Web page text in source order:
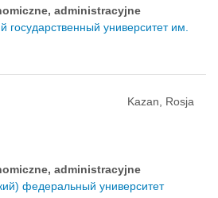
administracyjne
государственный университет им.
Kazan, Rosja
administracyjne
федеральный университет